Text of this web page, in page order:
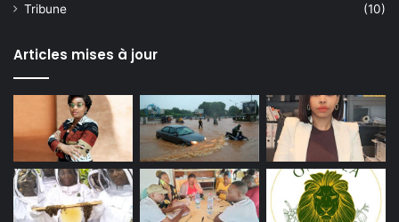
Tribune
(10)
Articles mises à jour